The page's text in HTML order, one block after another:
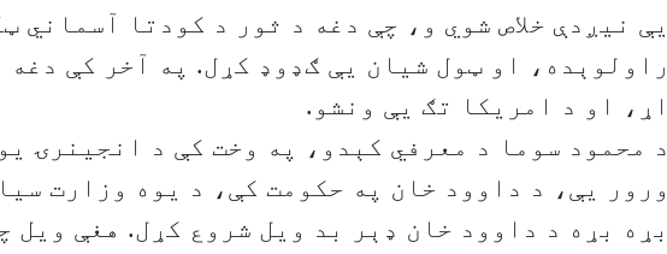
یې نیږدې خلاص شوي و، چې دغه د ثور د کودتا آسماني
راولوېده، او ټول شیان یې ګډوډ کړل. په آخر کې دغه
اړ، او د امریکا تګ یې ونشو.
د محمود سوما د معرفي کېدو، په وخت کې د انجینرۍ
ورور یې، د داوود خان په حکومت کې، د یوه وزارت
بړه بړه د داوود خان ډېر بد ویل شروع کړل. هغې ویل